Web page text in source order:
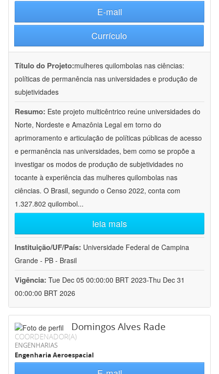
E-mail
Currículo
Título do Projeto:mulheres quilombolas nas ciências:
políticas de permanência nas universidades e produção de
subjetividades
Resumo: Este projeto multicêntrico reúne universidades do
Norte, Nordeste e Amazônia Legal em torno do
aprimoramento e articulação de políticas públicas de acesso
e permanência nas universidades, bem como se propõe a
investigar os modos de produção de subjetividades no
tocante à experiência das mulheres quilombolas nas
ciências. O Brasil, segundo o Censo 2022, conta com
1.327.802 quilombol...
leia mais
Instituição/UF/País: Universidade Federal de Campina
Grande - PB - Brasil
Vigência: Tue Dec 05 00:00:00 BRT 2023-Thu Dec 31
00:00:00 BRT 2026
Domingos Alves Rade
COORDENADOR(A)
ENGENHARIAS
Engenharia Aeroespacial